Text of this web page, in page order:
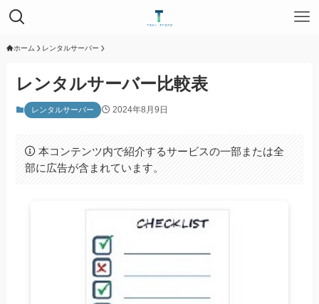
ホーム レンタルサーバー
レンタルサーバー比較表
レンタルサーバー 2024年8月9日
本コンテンツ内で紹介するサービスの一部または全
部に広告が含まれています。